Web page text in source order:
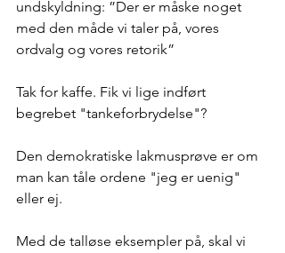
undskyldning: ”Der er måske noget
med den måde vi taler på, vores
ordvalg og vores retorik”
Tak for kaffe. Fik vi lige indført
begrebet "tankeforbrydelse"?
Den demokratiske lakmusprøve er om
man kan tåle ordene "jeg er uenig"
eller ej.
Med de talløse eksempler på, skal vi